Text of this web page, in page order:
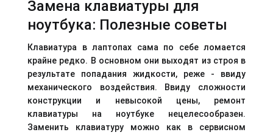
Замена клавиатуры для
ноутбука: Полезные советы
Клавиатура в лаптопах сама по себе ломается
крайне редко. В основном они выходят из строя в
результате попадания жидкости, реже - ввиду
механического воздействия. Ввиду сложности
конструкции и невысокой цены, ремонт
клавиатуры на ноутбуке нецелесообразен.
Заменить клавиатуру можно как в сервисном